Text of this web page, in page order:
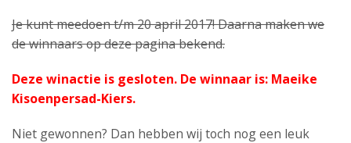
Je kunt meedoen t/m 20 april 2017! Daarna maken we
de winnaars op deze pagina bekend.
Deze winactie is gesloten. De winnaar is: Maeike
Kisoenpersad-Kiers.
Niet gewonnen? Dan hebben wij toch nog een leuk